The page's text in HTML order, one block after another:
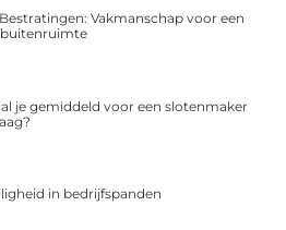
Vakmanschap voor een
je gemiddeld voor een slotenmaker
in bedrijfspanden